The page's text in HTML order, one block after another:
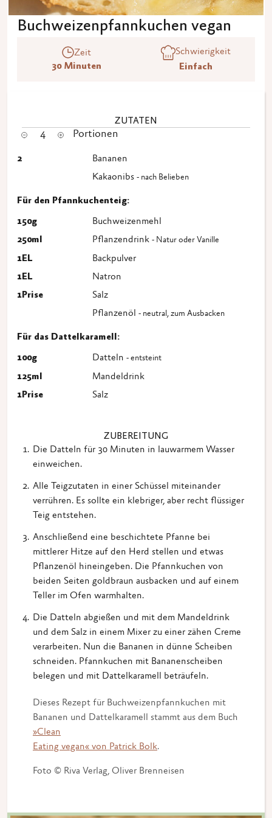
Buchweizenpfannkuchen vegan
Zeit
30 Minuten
Schwierigkeit
Einfach
ZUTATEN
4 Portionen
2
Bananen
Kakaonibs - nach Belieben
Für den Pfannkuchenteig:
150g
Buchweizenmehl
250ml Pflanzendrink - Natur oder Vanille
1EL
Backpulver
1EL
Natron
1Prise
Salz
Pflanzenöl - neutral, zum Ausbacken
Für das Dattelkaramell:
100g Datteln - entsteint
125ml
Mandeldrink
1Prise Salz
ZUBEREITUNG
Die Datteln für 30 Minuten in lauwarmem Wasser
einweichen.
Alle Teigzutaten in einer Schüssel miteinander
verrühren. Es sollte ein klebriger, aber recht flüssiger
Teig entstehen.
Anschließend eine beschichtete Pfanne bei
mittlerer Hitze auf den Herd stellen und etwas
Pflanzenöl hineingeben. Die Pfannkuchen von
beiden Seiten goldbraun ausbacken und auf einem
Teller im Ofen warmhalten.
Die Datteln abgießen und mit dem Mandeldrink
und dem Salz in einem Mixer zu einer zähen Creme
verarbeiten. Nun die Bananen in dünne Scheiben
schneiden. Pfannkuchen mit Bananenscheiben
belegen und mit Dattelkaramell beträufeln.
Dieses Rezept für Buchweizenpfannkuchen mit
Bananen und Dattelkaramell stammt aus dem Buch
»Clean
Eating vegan« von Patrick Bolk.
Foto © Riva Verlag, Oliver Brenneisen